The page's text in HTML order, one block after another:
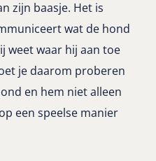
zijn baasje. Het is
wat de hond
weet waar hij aan toe
je daarom proberen
en hem niet alleen
een speelse manier